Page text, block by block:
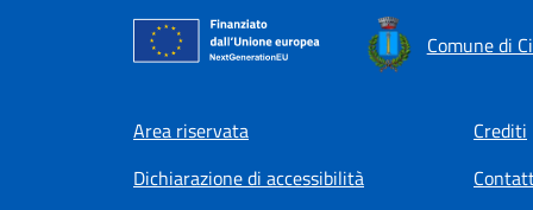
Comune di
Footer menu
Area riservata
Crediti
Dichiarazione di accessibilità